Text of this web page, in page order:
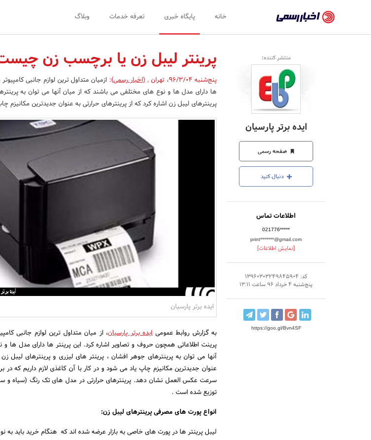
رسمی
-
اخبار
تایید
شده
شرکت‌ها،
سازمان‌ها
و
روابط
عمومی‌ها
خانه پایگاه خبری تعرفه خدمات وبلاگ
منتشر کننده:
ایده برتر پارسیان
صفحه رسمی
دنبال کنید
اطلاعات تماس
021776*****
print*******@gmail.com
[نمایش اطلاعات]
کد: 13960303249845904
پنج‌شنبه 4 خرداد 96 ساعت 13:11
https://goo.gl/Bvn4SF
پرینتر لیبل زن یا برچسب زن
پنج‌شنبه 96/3/04 ، تهران ,(اخبار رسمی): ازمیان متداول ترین لوازم جانبی
ها دارای مدل ها و نوع های مختلفی می باشند که از میان آنها می توان به
پرینترهای لیبل زن اشاره کرد که از پرینترهای حرارتی به عنوان جدیدترین مکانیزم
ایده برتر پارسیان
به گزارش روابط عمومیایده برتر پارسیان، از میان متداول ترین لوازم جانبی
پرینت اطلاعاتی همچون حروف و تصاویر اشاره کرد. این پرینتر ها دارای مدل ها
آنها می توان به پرینترهای جوهر افشان ، پرینتر های لیزری و پرینترهای لیبل
عنوان جدیدترین مکانیزم چاپ یاد می شود و در کار با آن کاغذی لازم داریم که
توزیع شده است .
انواع پورت های مصرفی پرینترهای لیبل زن:
لیبل پرینتر ها در پورت های خاصی به بازار عرضه شده اند که هنگام خرید باید